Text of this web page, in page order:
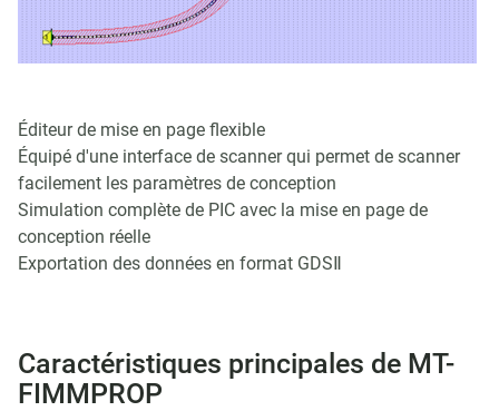
Éditeur de mise en page flexible
Équipé d'une interface de scanner qui permet de scanner
facilement les paramètres de conception
Simulation complète de PIC avec la mise en page de
conception réelle
Exportation des données en format GDSⅡ
Caractéristiques principales de MT-
FIMMPROP